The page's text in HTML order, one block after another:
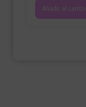
Añadir al carrito